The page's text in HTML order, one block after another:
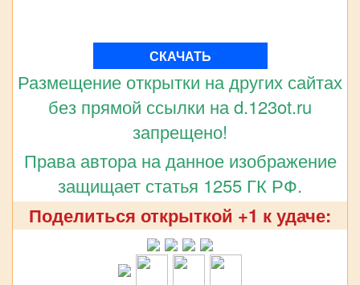
СКАЧАТЬ
Размещение открытки на других сайтах
без прямой ссылки на d.123ot.ru
запрещено!
Права автора на данное изображение
защищает статья 1255 ГК РФ.
Поделиться открыткой +1 к удаче: